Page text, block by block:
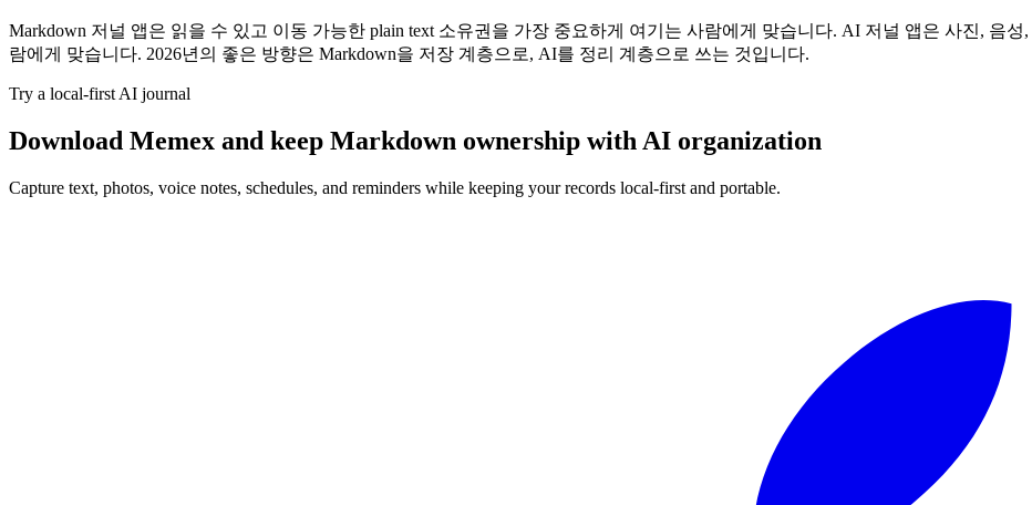
Markdown 저널 앱은 읽을 수 있고 이동 가능한 plain text 소유권을 가장 중요하게 여기는 사람에게 맞습니다. AI 저널 앱은 사진, 음
람에게 맞습니다. 2026년의 좋은 방향은 Markdown을 저장 계층으로, AI를 정리 계층으로 쓰는 것입니다.
Try a local-first AI journal
Download Memex and keep Markdown ownership with AI organization
Capture text, photos, voice notes, schedules, and reminders while keeping your records local-first and portable.